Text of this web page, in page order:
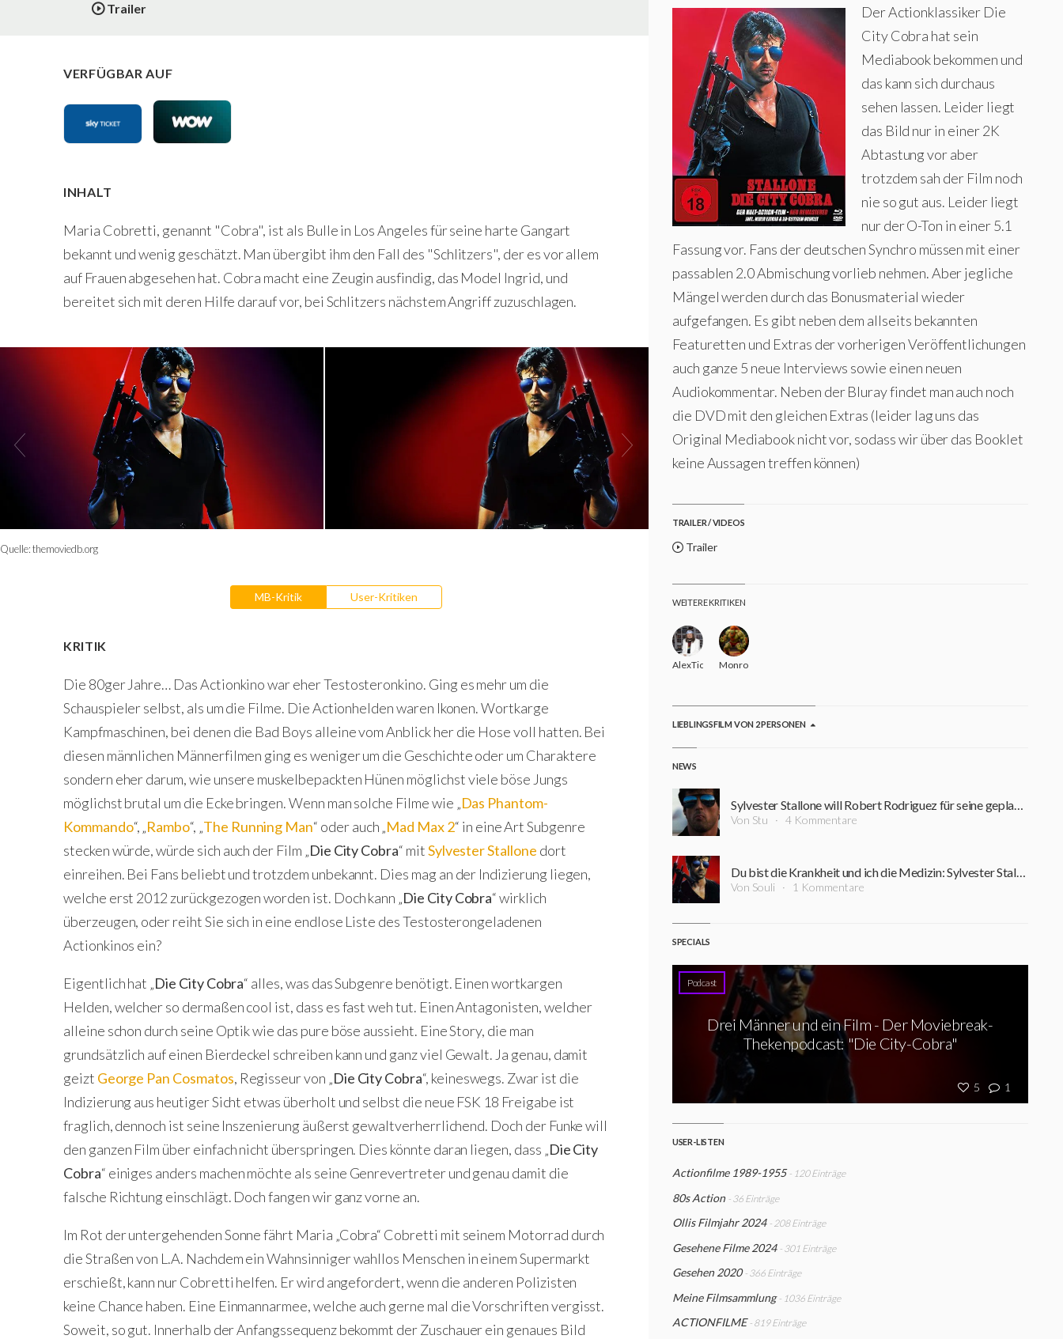
Trailer
VERFÜGBAR AUF
INHALT
Maria Cobretti, genannt "Cobra", ist als Bulle in Los Angeles für seine harte Gangart
bekannt und wenig geschätzt. Man übergibt ihm den Fall des "Schlitzers", der es vor allem
auf Frauen abgesehen hat. Cobra macht eine Zeugin ausfindig, das Model Ingrid, und
bereitet sich mit deren Hilfe darauf vor, bei Schlitzers nächstem Angriff zuzuschlagen.
Quelle:themoviedb.org
MB-Kritik User-Kritiken
KRITIK
Die 80ger Jahre… Das Actionkino war eher Testosteronkino. Ging es mehr um die
Schauspieler selbst, als um die Filme. Die Actionhelden waren Ikonen. Wortkarge
Kampfmaschinen, bei denen die Bad Boys alleine vom Anblick her die Hose voll hatten. Bei
diesen männlichen Männerfilmen ging es weniger um die Geschichte oder um Charaktere
sondern eher darum, wie unsere muskelbepackten Hünen möglichst viele böse Jungs
möglichst brutal um die Ecke bringen. Wenn man solche Filme wie „Das Phantom-
Kommando“, „Rambo“, „The Running Man“ oder auch „Mad Max 2“ in eine Art Subgenre
stecken würde, würde sich auch der Film „Die City Cobra“ mitSylvester Stallone dort
einreihen. Bei Fans beliebt und trotzdem unbekannt. Dies mag an der Indizierung liegen,
welche erst 2012 zurückgezogen worden ist. Doch kann „Die City Cobra“ wirklich
überzeugen, oder reiht Sie sich in eine endlose Liste des Testosterongeladenen
Actionkinos ein?
Eigentlich hat „Die City Cobra“ alles, was das Subgenre benötigt. Einen wortkargen
Helden, welcher so dermaßen cool ist, dass es fast weh tut. Einen Antagonisten, welcher
alleine schon durch seine Optik wie das pure böse aussieht. Eine Story, die man
grundsätzlich auf einen Bierdeckel schreiben kann und ganz viel Gewalt. Ja genau, damit
geizt George Pan Cosmatos, Regisseur von „Die City Cobra“, keineswegs. Zwar ist die
Indizierung aus heutiger Sicht etwas überholt und selbst die neue FSK 18 Freigabe ist
fraglich, dennoch ist seine Inszenierung äußerst gewaltverherrlichend. Doch der Funke will
den ganzen Film über einfach nicht überspringen. Dies könnte daran liegen, dass „Die City
Cobra“ einiges anders machen möchte als seine Genrevertreter und genau damit die
falsche Richtung einschlägt. Doch fangen wir ganz vorne an.
Im Rot der untergehenden Sonne fährt Maria „Cobra“ Cobretti mit seinem Motorrad durch
die Straßen von L.A. Nachdem ein Wahnsinniger wahllos Menschen in einem Supermarkt
erschießt, kann nur Cobretti helfen. Er wird angefordert, wenn die anderen Polizisten
keine Chance haben. Eine Einmannarmee, welche auch gerne mal die Vorschriften vergisst.
Soweit, so gut. Innerhalb der Anfangssequenz bekommt der Zuschauer ein genaues Bild
Der Actionklassiker Die
City Cobra hat sein
Mediabook bekommen und
das kann sich durchaus
sehen lassen. Leider liegt
das Bild nur in einer 2K
Abtastung vor aber
trotzdem sah der Film noch
nie so gut aus. Leider liegt
nur der O-Ton in einer 5.1
Fassung vor. Fans der deutschen Synchro müssen mit einer
passablen 2.0 Abmischung vorlieb nehmen. Aber jegliche
Mängel werden durch das Bonusmaterial wieder
aufgefangen. Es gibt neben dem allseits bekannten
Featuretten und Extras der vorherigen Veröffentlichungen
auch ganze 5 neue Interviews sowie einen neuen
Audiokommentar. Neben der Bluray findet man auch noch
die DVD mit den gleichen Extras (leider lag uns das
Original Mediabook nicht vor, sodass wir über das Booklet
keine Aussagen treffen können)
TRAILER / VIDEOS
Trailer
WEITERE KRITIKEN
AlexTickmanMonroe
LIEBLINGSFILM VON 2 PERSONEN
NEWS
Sylvester Stallone will Robert Rodriguez für seine geplante "City Cobra"-Serie
Von Stu 4 Kommentare
Du bist die Krankheit und ich die Medizin: Sylvester Stallone plant "Die City-Cobra"-Serie
Von Souli 1 Kommentare
SPECIALS
Podcast
5 1
Drei Männer und ein Film - Der Moviebreak-
Thekenpodcast: "Die City-Cobra"
USER-LISTEN
Actionfilme 1989-1955 - 120 Einträge
80s Action - 36 Einträge
Ollis Filmjahr 2024 - 208 Einträge
Gesehene Filme 2024 - 301 Einträge
Gesehen 2020 - 366 Einträge
Meine Filmsammlung - 1036 Einträge
ACTIONFILME - 819 Einträge